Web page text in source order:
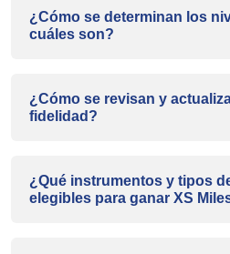
¿Cómo se determinan los
cuáles son?
¿Cómo se revisan y
fidelidad?
¿Qué instrumentos y tipos
elegibles para ganar XS